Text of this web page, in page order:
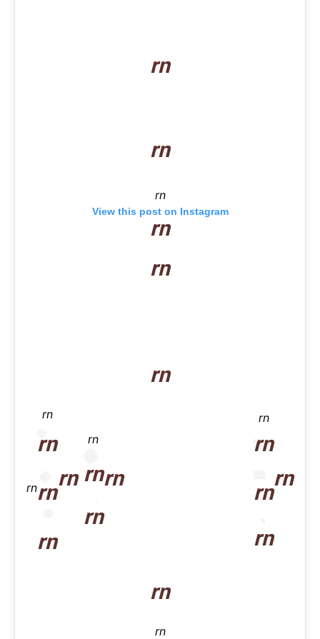
rn
rn
rn
View this post on Instagram
rn
rn
rn
rn
rn
rn
rn
rn
rn
rn
rn
rn
rn
rn
rn
rn
rn
rn
rn
rn